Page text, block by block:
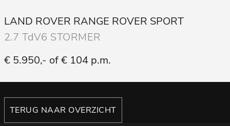
LAND ROVER RANGE ROVER SPORT
2.7 TdV6 STORMER
€ 5.950,- of € 104 p.m.
TERUG NAAR OVERZICHT